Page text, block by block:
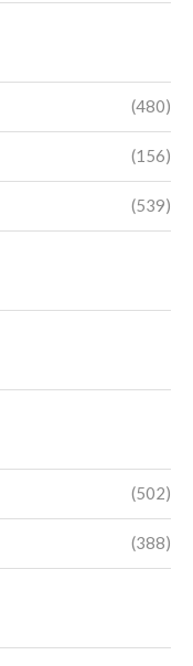
(480)
(156)
(539)
(502)
(388)